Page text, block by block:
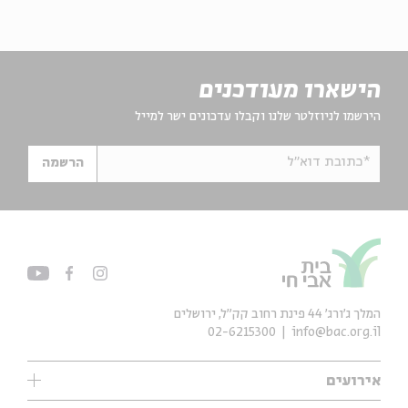
הישארו מעודכנים
הירשמו לניוזלטר שלנו וקבלו עדכונים ישר למייל
*כתובת דוא"ל הרשמה
אירועים
עיון
המלך ג'ורג' 44 פינת רחוב קק״ל, ירושלים
info@bac.org.il
02-6215300